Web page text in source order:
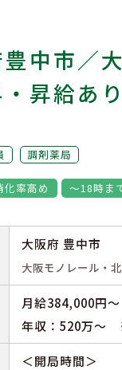
豊中市
昇給あ
調剤薬局
化率高め ～18時ま
大阪府 豊中市
大阪モノレール・
月給384,000円
年収：520万～
＜開局時間＞